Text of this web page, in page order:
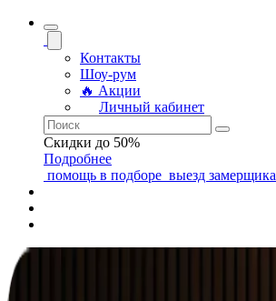
Контакты
Шоу-рум
🔥 Акции
Личный кабинет
Скидки до 50%
Подробнее
помощь в подборе выезд замерщика